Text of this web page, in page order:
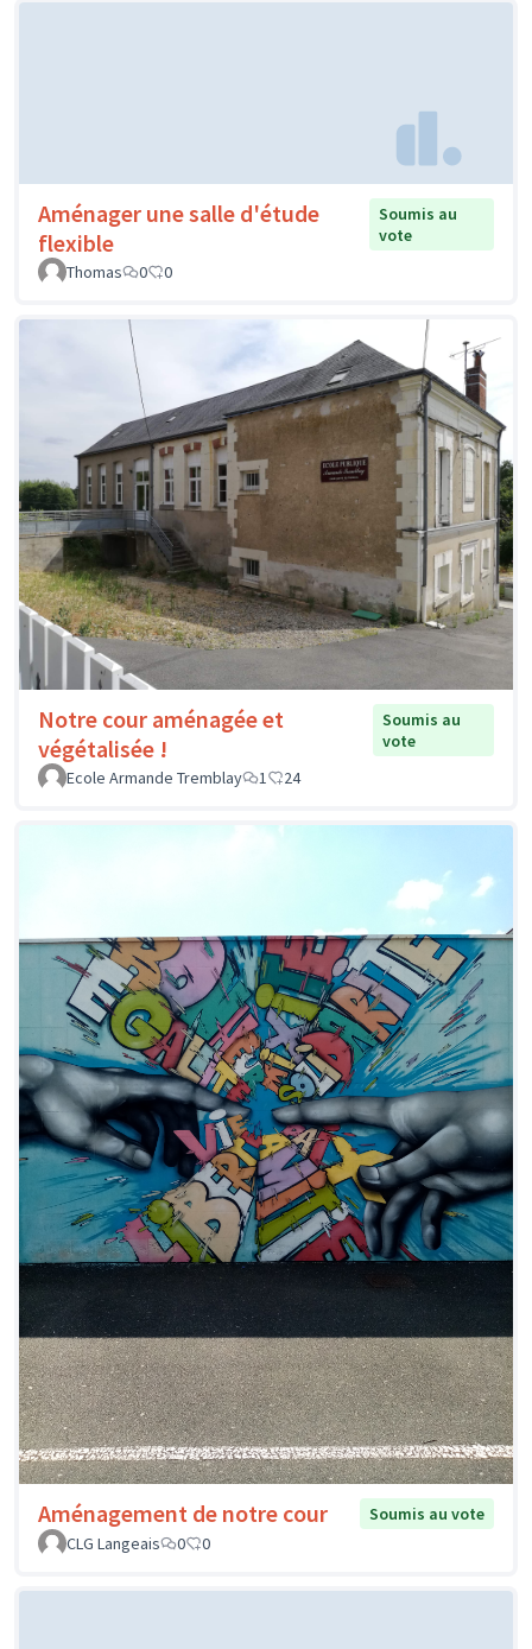
Aménager une salle d'étude
flexible
Soumis au
vote
Thomas
0 0
Notre cour aménagée et
végétalisée !
Soumis au
vote
Ecole Armande Tremblay
1 24
Aménagement de notre cour
Soumis au vote
CLG Langeais
0 0